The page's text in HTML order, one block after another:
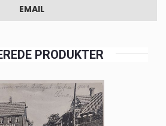
EMAIL
PRODUKTER